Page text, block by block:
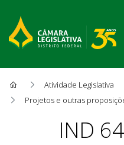
Atividade Legislativa
Projetos e outras
Proposição
IND